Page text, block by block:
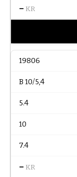
– KR
19806
B 10/5,4
5.4
10
7.4
– KR